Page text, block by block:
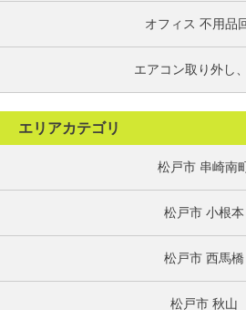
オフィス 不用品
エアコン取り外し
エリアカテゴリ
松戸市 串崎南
松戸市 小根本
松戸市 西馬橋
松戸市 秋山